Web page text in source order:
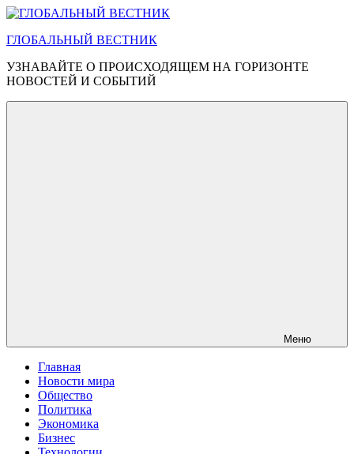
Перейти
содержимому
ГЛОБАЛЬНЫЙ ВЕСТНИК
УЗНАВАЙТЕ О ПРОИСХОДЯЩЕМ НА ГОРИЗОНТЕ
НОВОСТЕЙ И СОБЫТИЙ
Меню
Главная
Новости мира
Общество
Политика
Экономика
Бизнес